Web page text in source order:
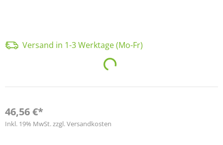
Versand in 1-3 Werktage (Mo-Fr)
Loading...
46,56 €*
Inkl. 19% MwSt. zzgl. Versandkosten